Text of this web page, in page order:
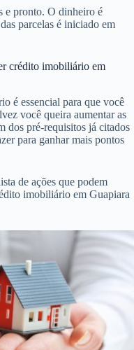
e pronto. O dinheiro é
parcelas é iniciado em
crédito imobiliário em
é essencial para que você
você queira aumentar as
dos pré-requisitos já citados
para ganhar mais pontos
de ações que podem
imobiliário em Guapiara